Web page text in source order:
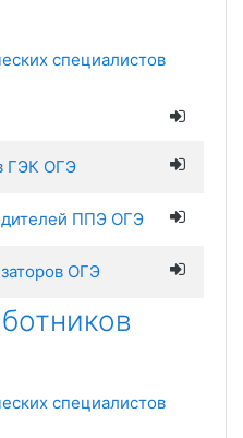
специалистов
ГЭК ОГЭ
ППЭ ОГЭ
ОГЭ
специалистов